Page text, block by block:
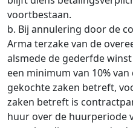
voortbestaan.
b. Bij annulering door de
Arma terzake van de
alsmede de gederfde
een minimum van 10%
gekochte zaken betreft,
zaken betreft is
huur over de huurperiode